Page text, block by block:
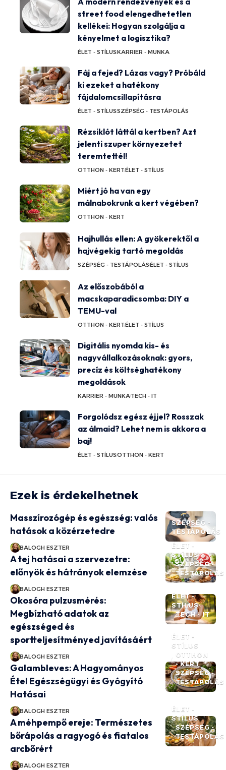
street food elengedhetetlen
kellékei: Hogyan szolgálja a
kényelmet a logisztika?
ÉLET - STÍLUSKARRIER - MUNKA
Fáj a fejed? Lázas vagy? Próbáld
ki ezeket a hatékony
fájdalomcsillapításra
ÉLET - STÍLUSSZÉPSÉG - TESTÁPOLÁS
Rézsiklót láttál a kertben? Azt
jelenti szuper környezetet
teremtettél!
OTTHON - KERTÉLET - STÍLUS
Miért jó ha van egy
málnabokrunk a kert végében?
OTTHON - KERT
Hajhullás ellen: A gyökerektől a
hajvégekig tartó megoldás
SZÉPSÉG - TESTÁPOLÁSÉLET - STÍLUS
Az előszobából a
macskaparadicsomba: DIY a
TEMU-val
OTTHON - KERTÉLET - STÍLUS
Digitális nyomda kis- és
nagyvállalkozásoknak: gyors,
precíz és költséghatékony
megoldások
KARRIER - MUNKATECH - IT
Forgolódsz egész éjjel? Rosszak
az álmaid? Lehet nem is akkora a
baj!
ÉLET - STÍLUSOTTHON - KERT
Ezek is érdekelhetnek
SZÉPSÉG -
TESTÁPOLÁS
Masszírozógép és egészség: valós
hatások a közérzetedre
BALOGH ESZTER
ÉLET -
STÍLUS
SZÉPSÉG -
TESTÁPOLÁS
A tej hatásai a szervezetre:
előnyök és hátrányok elemzése
BALOGH ESZTER
ÉLET -
STÍLUS
TECH - IT
Okosóra pulzusmérés:
Megbízható adatok az
egészséged és
sportteljesítményed javításáért
BALOGH ESZTER
ÉLET -
STÍLUS
OTTHON
- KERT
SZÉPSÉG -
TESTÁPOLÁS
Galambleves: A Hagyományos
Étel Egészségügyi és Gyógyító
Hatásai
BALOGH ESZTER
ÉLET -
STÍLUS
SZÉPSÉG -
TESTÁPOLÁS
A méhpempő ereje: Természetes
bőrápolás a ragyogó és fiatalos
arcbőrért
BALOGH ESZTER